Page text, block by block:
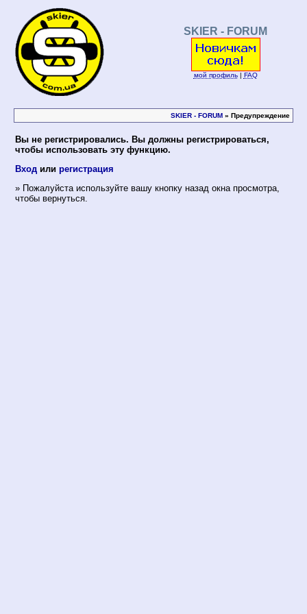
SKIER - FORUM
мой профиль| FAQ
SKIER - FORUM » Предупреждение
Вы не регистрировались. Вы должны регистрироваться,
чтобы использовать эту функцию.
Вход или регистрация
» Пожалуйста используйте вашу кнопку назад окна просмотра,
чтобы вернуться.